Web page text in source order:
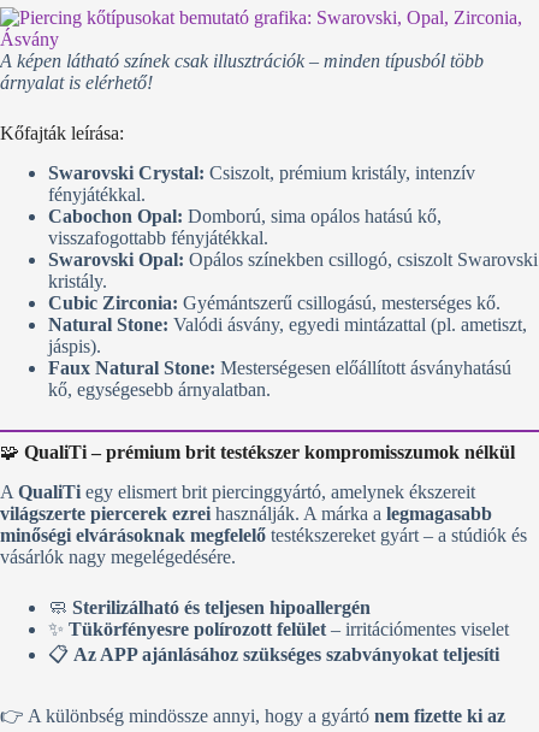
A képen látható színek csak illusztrációk – minden típusból több
árnyalat is elérhető!
Kőfajták leírása:
Swarovski Crystal: Csiszolt, prémium kristály, intenzív
fényjátékkal.
Cabochon Opal: Domború, sima opálos hatású kő,
visszafogottabb fényjátékkal.
Swarovski Opal: Opálos színekben csillogó, csiszolt Swarovski
kristály.
Cubic Zirconia: Gyémántszerű csillogású, mesterséges kő.
Natural Stone: Valódi ásvány, egyedi mintázattal (pl. ametiszt,
jáspis).
Faux Natural Stone: Mesterségesen előállított ásványhatású
kő, egységesebb árnyalatban.
🧩 QualiTi – prémium brit testékszer kompromisszumok nélkül
A QualiTi egy elismert brit piercinggyártó, amelynek ékszereit
világszerte piercerek ezrei használják. A márka a legmagasabb
minőségi elvárásoknak megfelelő testékszereket gyárt – a stúdiók és
vásárlók nagy megelégedésére.
🧼 Sterilizálható és teljesen hipoallergén
✨ Tükörfényesre polírozott felület – irritációmentes viselet
📋 Az APP ajánlásához szükséges szabványokat teljesíti
👉 A különbség mindössze annyi, hogy a gyártó nem fizette ki az